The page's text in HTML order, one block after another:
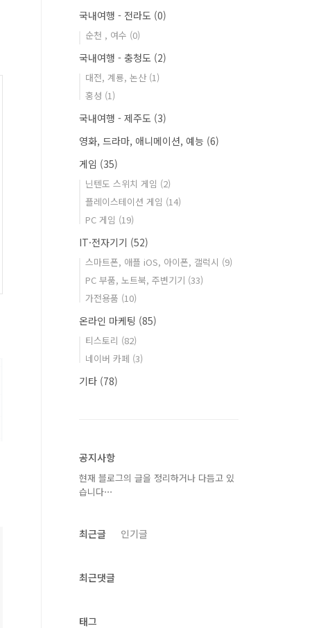
국내여행 - 전라도 (0)
순천 , 여수 (0)
국내여행 - 충청도 (2)
대전, 계룡, 논산 (1)
홍성 (1)
국내여행 - 제주도 (3)
영화, 드라마, 애니메이션, 예능 (6)
게임 (35)
닌텐도 스위치 게임 (2)
플레이스테이션 게임 (14)
PC 게임 (19)
IT·전자기기 (52)
스마트폰, 애플 iOS, 아이폰, 갤럭시 (9)
PC 부품, 노트북, 주변기기 (33)
가전용품 (10)
온라인 마케팅 (85)
티스토리 (82)
네이버 카페 (3)
기타 (78)
공지사항
현재 블로그의 글을 정리하거나 다듬고 있
습니다⋯
최근글 인기글
최근댓글
태그